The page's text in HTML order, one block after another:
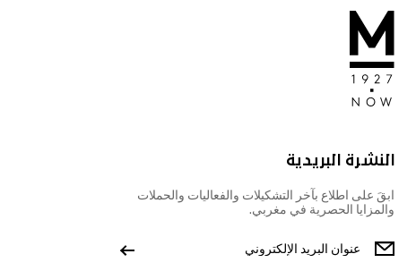
النشرة البريدية
ابقَ على اطلاع بآخر التشكيلات والفعاليات والحملات
والمزايا الحصرية في مغربي.